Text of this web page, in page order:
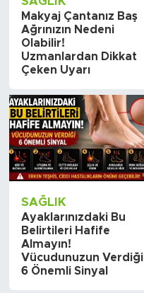
Makyaj Çantanız Baş
Ağrınızın Nedeni
Olabilir!
Uzmanlardan Dikkat
Çeken Uyarı
SAĞLIK
Ayaklarınızdaki Bu
Belirtileri Hafife
Almayın!
Vücudunuzun Verdiği
6 Önemli Sinyal